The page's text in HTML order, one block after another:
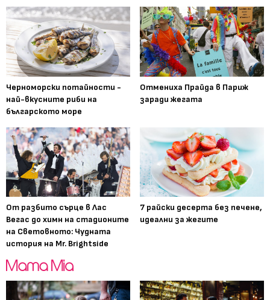
Черноморски потайности -
най-вкусните риби на
българското море
Отмениха Прайда в Париж
заради жегата
От разбито сърце в Лас
Вегас до химн на стадионите
на Световното: Чудната
история на Mr. Brightside
7 райски десерта без печене,
идеални за жегите